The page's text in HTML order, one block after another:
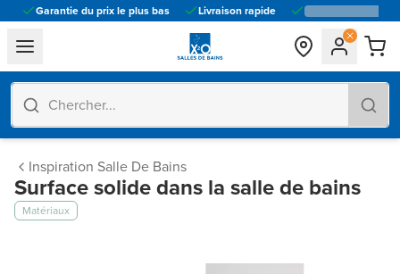
Garantie du prix le plus bas Livraison rapide
general.navigation.toggle_menu.label
Inspiration Salle De Bains
Surface solide dans la salle de bains
Matériaux